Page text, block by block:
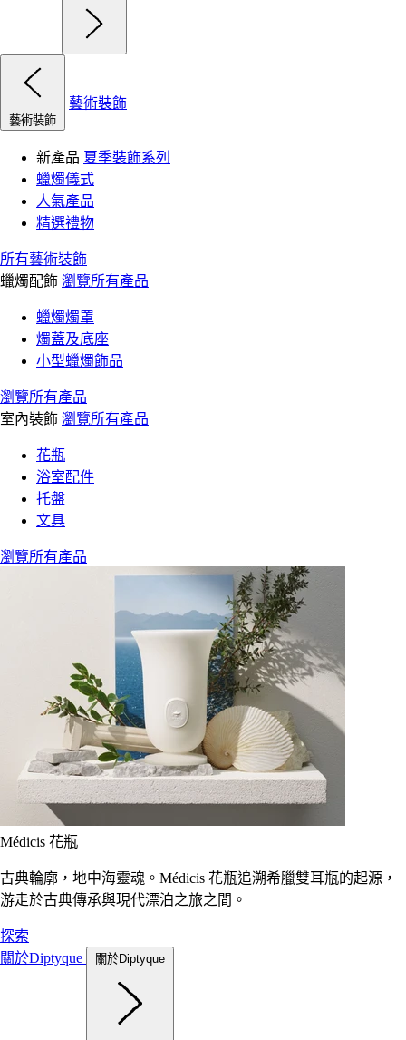
藝術裝飾
藝術裝飾
新產品 夏季裝飾系列
蠟燭儀式
人氣產品
精選禮物
所有藝術裝飾
蠟燭配飾 瀏覽所有產品
蠟燭燭罩
燭蓋及底座
小型蠟燭飾品
瀏覽所有產品
室內裝飾 瀏覽所有產品
花瓶
浴室配件
托盤
文具
瀏覽所有產品
Médicis 花瓶
古典輪廓，地中海靈魂。Médicis 花瓶追溯希臘雙耳瓶的起源，
游走於古典傳承與現代漂泊之旅之間。
探索
關於Diptyque
關於Diptyque